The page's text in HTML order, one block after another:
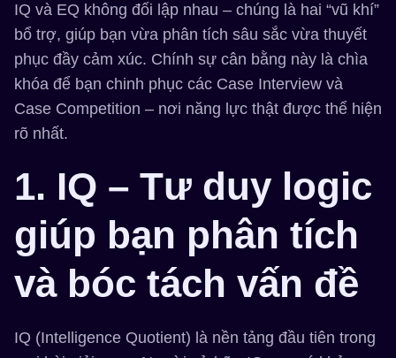
IQ và EQ không đối lập nhau – chúng là hai “vũ khí”
bổ trợ, giúp bạn vừa phân tích sâu sắc vừa thuyết
phục đầy cảm xúc. Chính sự cân bằng này là chìa
khóa để bạn chinh phục các Case Interview và
Case Competition – nơi năng lực thật được thể hiện
rõ nhất.
1. IQ – Tư duy logic
giúp bạn phân tích
và bóc tách vấn đề
IQ (Intelligence Quotient) là nền tảng đầu tiên trong